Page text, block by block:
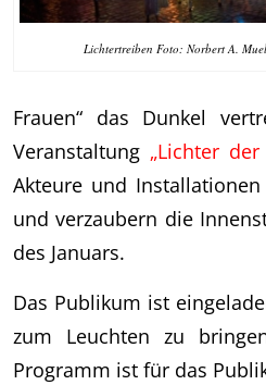
Lichtertreiben Foto: Norbert A.
Frauen“ das Dunkel
Veranstaltung „Lichter der
Akteure und
und verzaubern die
des Januars.
Das Publikum ist
zum Leuchten zu
Programm ist für das